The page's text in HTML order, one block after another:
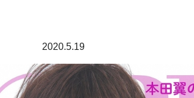
2020.5.19